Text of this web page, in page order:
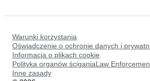
Warunki korzystania
Oświadczenie o ochronie danych i
Informacja o plikach cookie
Polityka organów ściganiaLaw
Inne zasady